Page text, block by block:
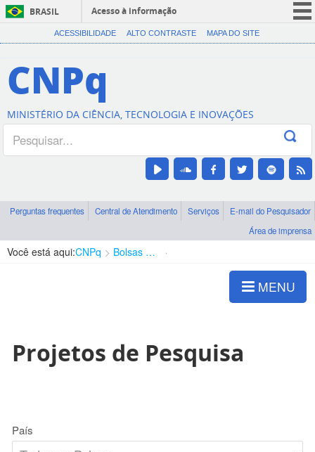
BRASIL
Acesso à informação
CORONAVÍRUS (COVID-19)
Canais
ACESSIBILIDADE ALTO CONTRASTE MAPA DO SITE
CNPq
MINISTÉRIO DA CIÊNCIA, TECNOLOGIA E INOVAÇÕES
Perguntas frequentes Central de Atendimento Serviços
E-mail do Pesquisador
Área de imprensa
Você está aqui:CNPq Bolsas e Auxílios Vigentes
MENU
Projetos de Pesquisa
País